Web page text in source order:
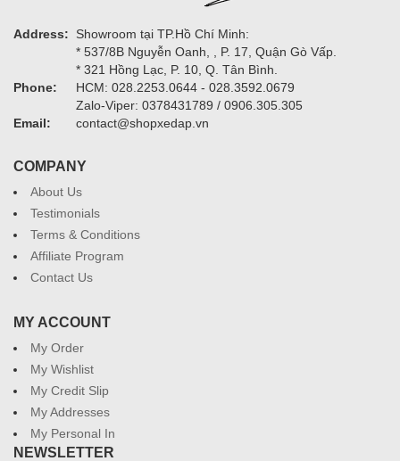
Address:
Showroom tại TP.Hồ Chí Minh:
* 537/8B Nguyễn Oanh, , P. 17, Quận Gò Vấp.
* 321 Hồng Lạc, P. 10, Q. Tân Bình.
Phone:
HCM: 028.2253.0644 - 028.3592.0679
Zalo-Viper: 0378431789 / 0906.305.305
Email:
contact@shopxedap.vn
COMPANY
About Us
Testimonials
Terms & Conditions
Affiliate Program
Contact Us
MY ACCOUNT
My Order
My Wishlist
My Credit Slip
My Addresses
My Personal In
NEWSLETTER